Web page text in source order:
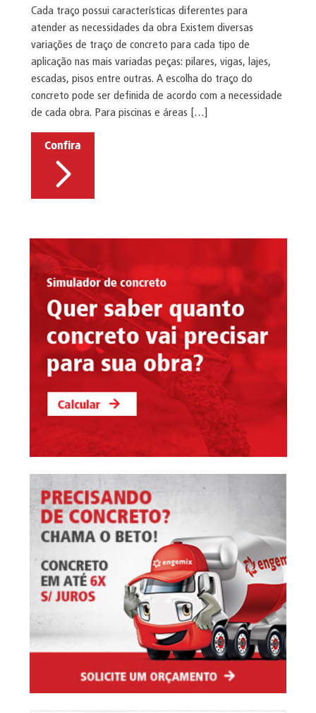
Cada traço possui características diferentes para
atender as necessidades da obra Existem diversas
variações de traço de concreto para cada tipo de
aplicação nas mais variadas peças: pilares, vigas, lajes,
escadas, pisos entre outras. A escolha do traço do
concreto pode ser definida de acordo com a necessidade
de cada obra. Para piscinas e áreas […]
Confira